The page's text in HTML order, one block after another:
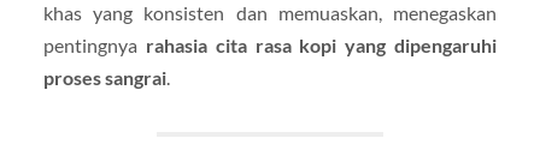
khas yang konsisten dan memuaskan, menegaskan
pentingnya rahasia cita rasa kopi yang dipengaruhi
proses sangrai.